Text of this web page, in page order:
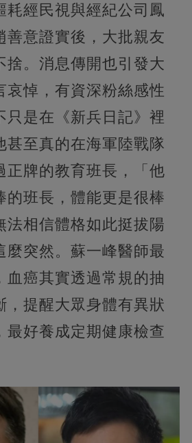
耗經民視與經紀公司鳳
善意證實後，大批親友
捨。消息傳開也引發大
哀悼，有資深粉絲感性
只是在《新兵日記》裡
甚至真的在海軍陸戰隊
正牌的教育班長，「他
的班長，體能更是很棒
法相信體格如此挺拔陽
麼突然。蘇一峰醫師最
血癌其實透過常規的抽
，提醒大眾身體有異狀
最好養成定期健康檢查